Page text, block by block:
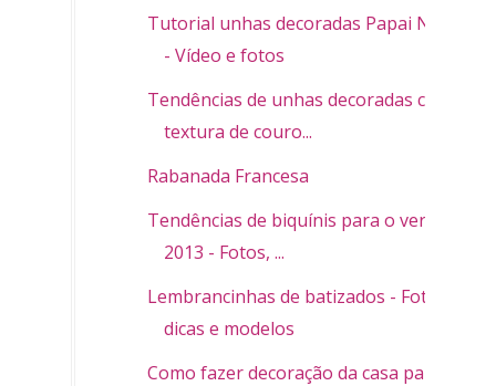
Tutorial unhas decoradas Papai Noel
- Vídeo e fotos
Tendências de unhas decoradas com
textura de couro...
Rabanada Francesa
Tendências de biquínis para o verão
2013 - Fotos, ...
Lembrancinhas de batizados - Fotos,
dicas e modelos
Como fazer decoração da casa para o